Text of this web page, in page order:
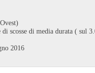
scosse di media durata ( sul
2016